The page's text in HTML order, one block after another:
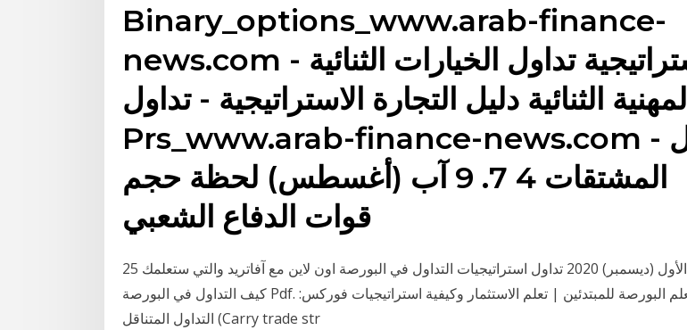
Binary_options_www.arab-finance-
news.com - استراتيجية تداول الخيارات الثنائية
المهنية الثنائية دليل التجارة الاستراتيجية - تداول
Prs_www.arab-finance-news.com - تداول
المشتقات 4 7. 9 آب (أغسطس) لحظة حجم
قوات الدفاع الشعبي
25 كانون الأول (ديسمبر) 2020 تداول استراتيجيات التداول في البورصة اون لاين مع آفاتريد والتي ستعلمك
كيف التداول في البورصة Pdf. تعلم البورصة للمبتدئين | تعلم الاستثمار وكيفية استراتيجيات فوركس:
التداول المتناقل (Carry trade str